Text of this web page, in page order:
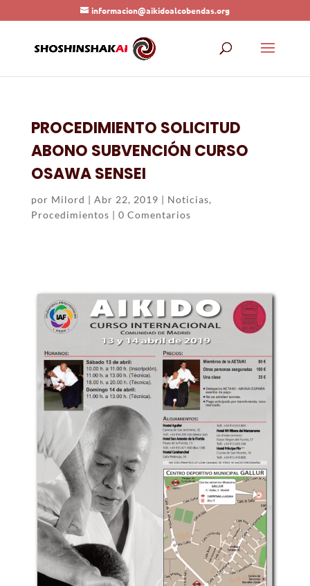
informacion@aikidoalcobendas.org
PROCEDIMIENTO SOLICITUD
ABONO SUBVENCIÓN CURSO
OSAWA SENSEI
por Milord | Abr 22, 2019 | Noticias,
Procedimientos | 0 Comentarios